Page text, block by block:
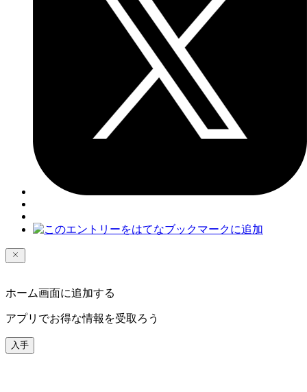
ホーム画面に追加する
アプリでお得な情報を受取ろう
入手